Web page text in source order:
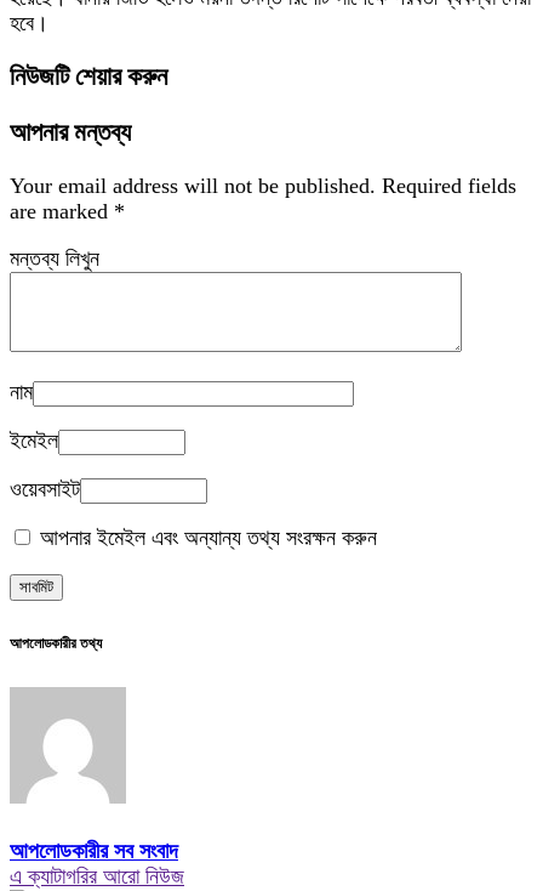
হবে।
নিউজটি শেয়ার করুন
আপনার মন্তব্য
Your email address will not be published. Required fields
are marked *
মন্তব্য লিখুন
নাম
ইমেইল
ওয়েবসাইট
আপনার ইমেইল এবং অন্যান্য তথ্য সংরক্ষন করুন
আপলোডকারীর তথ্য
আপলোডকারীর সব সংবাদ
এ ক্যাটাগরির আরো নিউজ